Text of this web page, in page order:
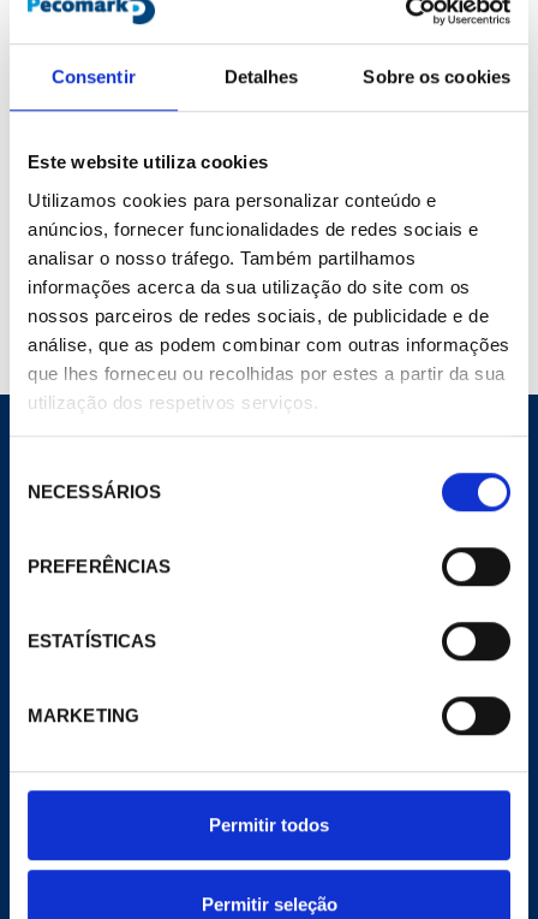
Consentir Detalhes Sobre os cookies
Este website utiliza cookies
Utilizamos cookies para personalizar conteúdo e
anúncios, fornecer funcionalidades de redes sociais e
analisar o nosso tráfego. Também partilhamos
informações acerca da sua utilização do site com os
nossos parceiros de redes sociais, de publicidade e de
análise, que as podem combinar com outras informações
que lhes forneceu ou recolhidas por estes a partir da sua
utilização dos respetivos serviços.
NECESSÁRIOS
PREFERÊNCIAS
ESTATÍSTICAS
MARKETING
Permitir todos
Permitir seleção
Marca : Tecumseh
Não Página : 41
Adicionar ao carrinho
Compartilhar
Detalhes do produto
Site Geral
Meu Pecomark
E-COMMERCE
contacta@pecomark.com
Trabalhar com a gente